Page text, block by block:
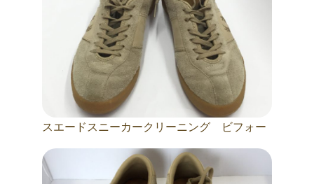
スエードスニーカークリーニング ビフォー